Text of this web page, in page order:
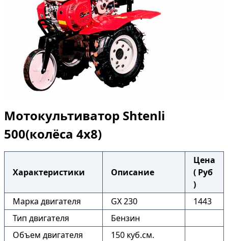
Мотокультиватор Shtenli
500(колёса 4х8)
Характеристики Описание
Цена
( Руб
)
Марка двигателя
GX 230
1443
Тип двигателя
Бензин
Объем двигателя
150 куб.см.